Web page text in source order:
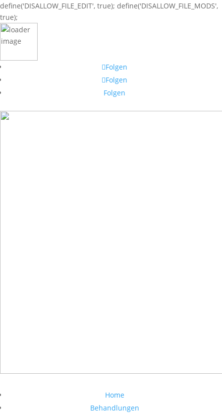
define('DISALLOW_FILE_EDIT', true); define('DISALLOW_FILE_MODS',
true);
Folgen
Folgen
Folgen
Home
Behandlungen